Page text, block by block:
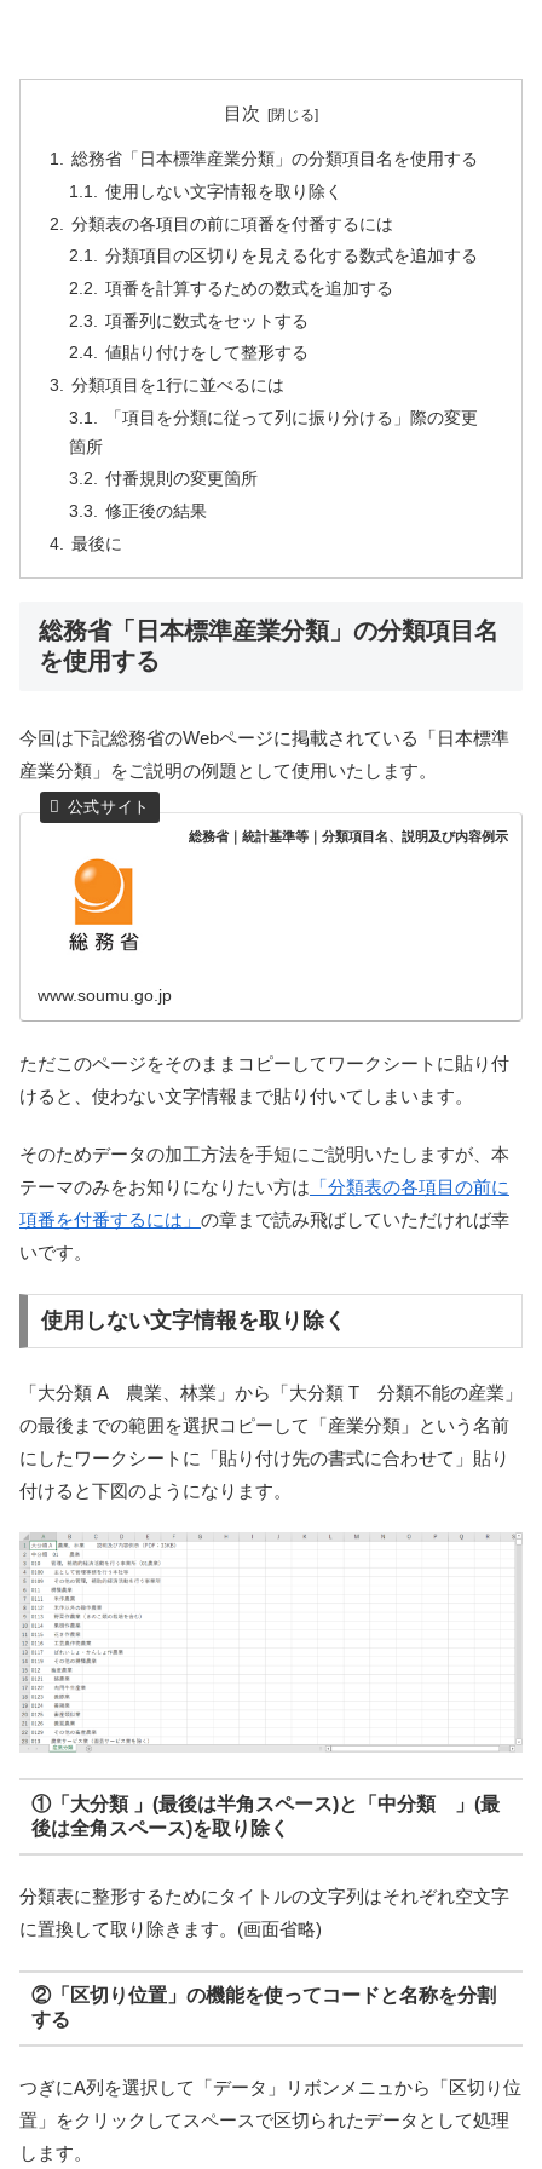
目次
総務省「日本標準産業分類」の分類項目名を使用する
使用しない文字情報を取り除く
分類表の各項目の前に項番を付番するには
分類項目の区切りを見える化する数式を追加する
項番を計算するための数式を追加する
項番列に数式をセットする
値貼り付けをして整形する
分類項目を1行に並べるには
「項目を分類に従って列に振り分ける」際の変更
箇所
付番規則の変更箇所
修正後の結果
最後に
総務省「日本標準産業分類」の分類項目名
を使用する
今回は下記総務省のWebページに掲載されている「日本標準
産業分類」をご説明の例題として使用いたします。
総務省｜統計基準等｜分類項目名、説明及び内容例示
www.soumu.go.jp
ただこのページをそのままコピーしてワークシートに貼り付
けると、使わない文字情報まで貼り付いてしまいます。
そのためデータの加工方法を手短にご説明いたしますが、本
テーマのみをお知りになりたい方は 「分類表の各項目の前に
項番を付番するには」 の章まで読み飛ばしていただければ幸
いです。
使用しない文字情報を取り除く
「大分類 A 農業、林業」から「大分類 T 分類不能の産業」
の最後までの範囲を選択コピーして「産業分類」という名前
にしたワークシートに「貼り付け先の書式に合わせて」貼り
付けると下図のようになります。
①「大分類 」(最後は半角スペース)と「中分類 」(最
後は全角スペース)を取り除く
分類表に整形するためにタイトルの文字列はそれぞれ空文字
に置換して取り除きます。(画面省略)
②「区切り位置」の機能を使ってコードと名称を分割
する
つぎにA列を選択して「データ」リボンメニュから「区切り位
置」をクリックしてスペースで区切られたデータとして処理
します。